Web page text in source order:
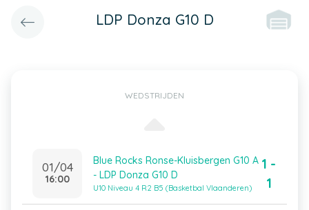
LDP Donza G10 D
WEDSTRIJDEN
01/04
16:00
Blue Rocks Ronse-Kluisbergen G10 A
- LDP Donza G10 D
U10 Niveau 4 R2 B5 (Basketbal Vlaanderen)
1 -
1